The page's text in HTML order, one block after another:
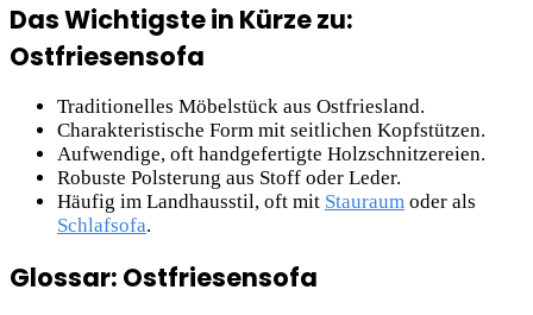
Das Wichtigste in Kürze zu:
Ostfriesensofa
Traditionelles Möbelstück aus Ostfriesland.
Charakteristische Form mit seitlichen Kopfstützen.
Aufwendige, oft handgefertigte Holzschnitzereien.
Robuste Polsterung aus Stoff oder Leder.
Häufig im Landhausstil, oft mit Stauraum oder als
Schlafsofa.
Glossar: Ostfriesensofa